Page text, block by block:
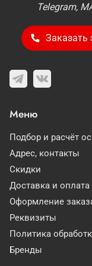
Telegram,
Заказать
Меню
Подбор и расчёт
Адрес, контакты
Скидки
Доставка и оплата
Оформление
Реквизиты
Политика
Бренды